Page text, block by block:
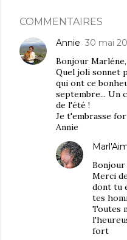
COMMENTAIRES
Annie 30 mai
Bonjour Marlène,
Quel joli sonnet
qui ont ce
septembre... Un
de l'été !
Je t'embrasse
Annie
Bonjour
Merci
dont tu
tes
Toutes
fort